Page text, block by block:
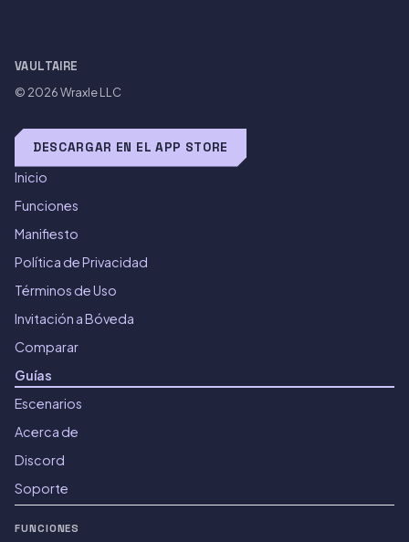
VAULTAIRE
© 2026Wraxle LLC
DESCARGAR EN EL APP STORE
Inicio
Funciones
Manifiesto
Política de Privacidad
Términos de Uso
Invitación a Bóveda
Comparar
Guías
Escenarios
Acerca de
Discord
Soporte
FUNCIONES